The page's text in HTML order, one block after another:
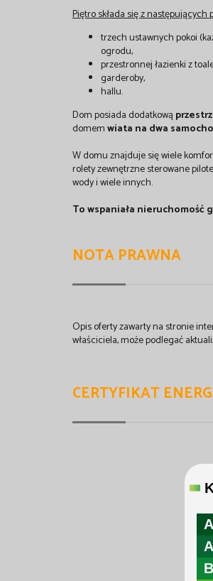
Piętro składa się z następujących
trzech ustawnych pokoi
ogrodu,
przestronnej łazienki z
garderoby,
hallu.
Dom posiada dodatkową
domemwiata na dwa
W domu znajduje się wiele
rolety zewnętrzne sterowane
wody i wiele innych.
To wspaniała nieruchomość
NOTA PRAWNA
Opis oferty zawarty na stronie
właściciela, może podlegać
CERTYFIKAT
A
B